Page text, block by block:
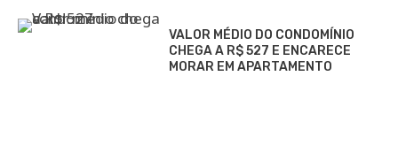
VALOR MÉDIO DO CONDOMÍNIO
CHEGA A R$ 527 E ENCARECE
MORAR EM APARTAMENTO